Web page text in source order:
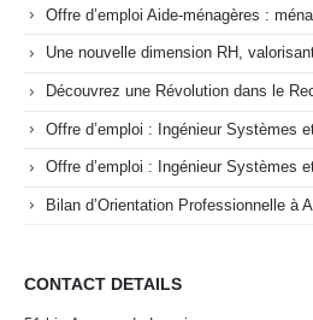
Offre d’emploi Aide-ménagères :
Une nouvelle dimension RH,
Découvrez une Révolution dans le
Offre d’emploi : Ingénieur Systèmes
Offre d’emploi : Ingénieur Systèmes
Bilan d’Orientation Professionnelle à
CONTACT DETAILS